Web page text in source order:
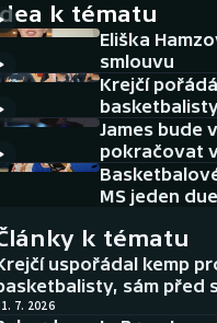
Historické návraty
Aplikace ČT sport
AZ kvíz
k tématu
Eliška
smlouvu
Krejčí
James bude
pokračovat
MS jeden
k tématu
uspořádal kemp
sám před
7. 2026